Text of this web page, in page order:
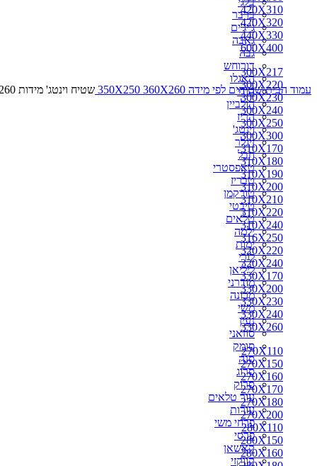
ברבר
ג'יג'ים
גאבה
גבה
דורוחש
האגלו
הודי
הולביין
הריז
וינטג'
זיגלר
חבל
טאפסטרי
טבריז
טורקמן
טיבטי
טלאים
ילמה
ימות
לורי
ליליאן
מודרני
מכונה
משי
נעין
סוזאני
סומק
סנה
סרוג
סרוק
עור טלאים
עורות
פרחי משי
פרסי
קאשאן
קווקזי
420X310
420X320
440X330
600X400
300X217
300X220
300X230
300X240
300X250
300X300
310X170
310X180
310X190
310X200
310X210
310X220
310X240
316X250
320X220
320X240
330X170
330X200
330X230
330X240
330X260
270X110
270X150
270X160
270X170
270X180
270X200
280X110
280X150
280X160
עמוד הביתשטיחים לפי מידה 350X250 360X260 שטיח וינטג' מידות 360X260